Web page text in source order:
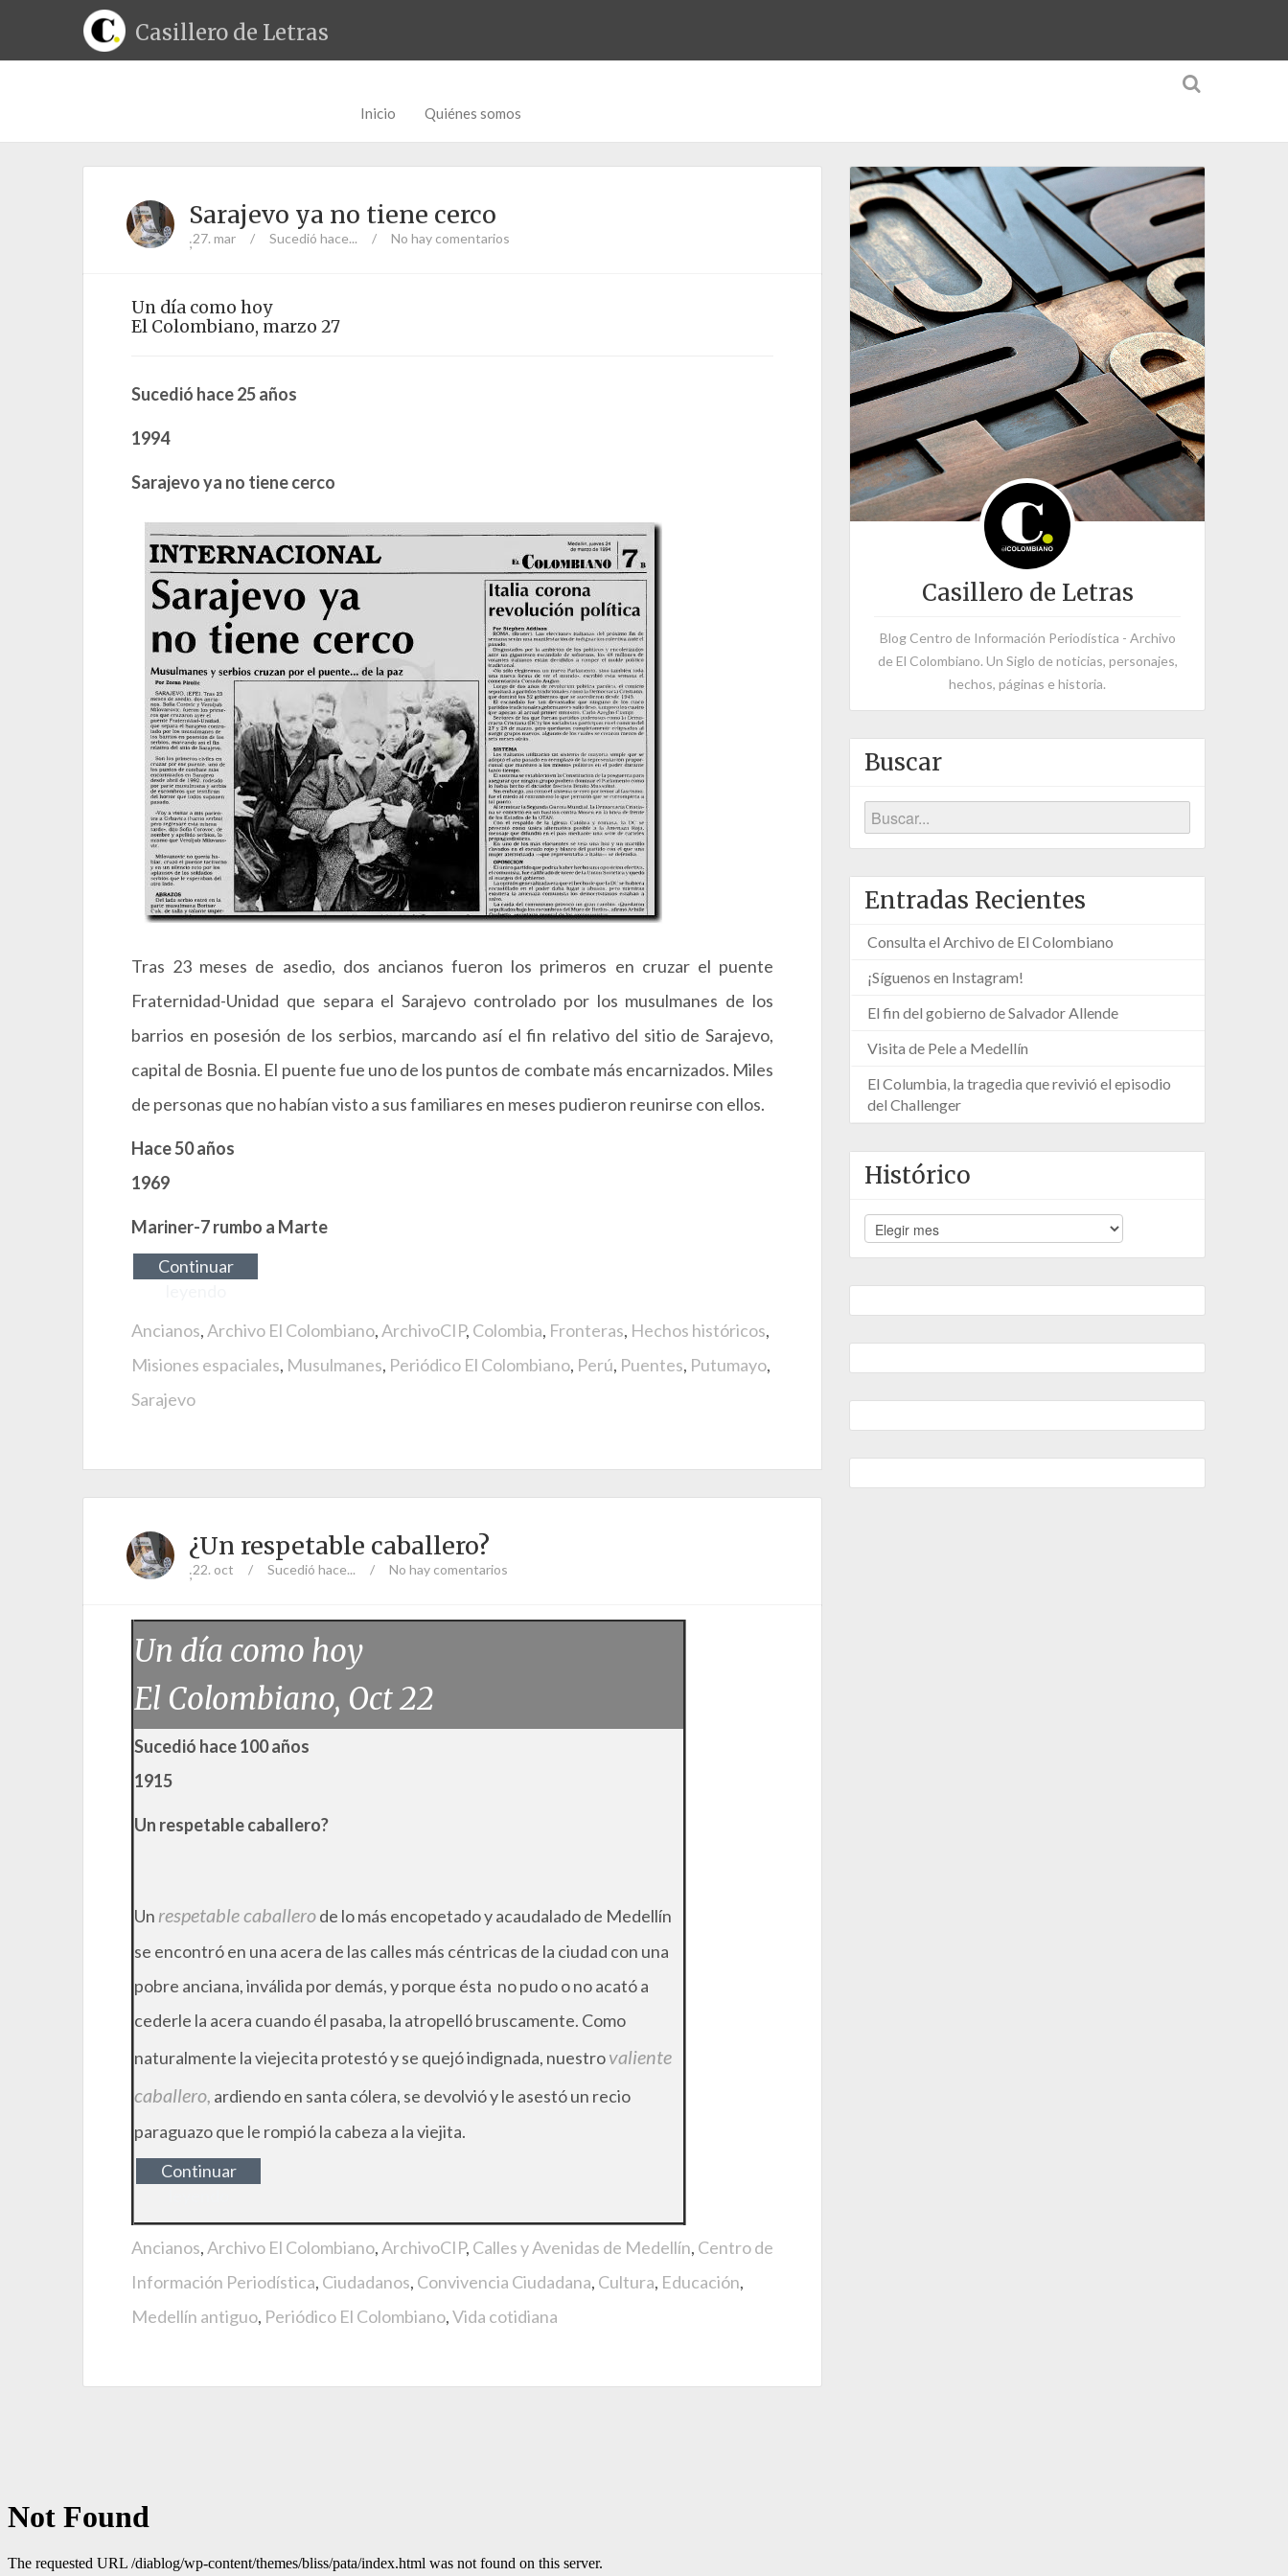
Casillero de Letras
Inicio Quiénes somos
Sarajevo ya no tiene cerco
;27. mar / Sucedió hace... / No hay comentarios
Un día como hoy
El Colombiano, marzo 27
Sucedió hace 25 años
1994
Sarajevo ya no tiene cerco
Tras 23 meses de asedio, dos ancianos fueron los primeros en cruzar el puente
Fraternidad-Unidad que separa el Sarajevo controlado por los musulmanes de los
barrios en posesión de los serbios, marcando así el fin relativo del sitio de Sarajevo,
capital de Bosnia. El puente fue uno de los puntos de combate más encarnizados. Miles
de personas que no habían visto a sus familiares en meses pudieron reunirse con ellos.
Hace 50 años
1969
Mariner-7 rumbo a Marte
Continuar
Ancianos,Archivo El Colombiano,ArchivoCIP, Colombia, Fronteras, Hechos históricos,
Misiones espaciales, Musulmanes, Periódico El Colombiano, Perú, Puentes, Putumayo,
Sarajevo
¿Un respetable caballero?
;22. oct / Sucedió hace... / No hay comentarios
Un día como hoy
El Colombiano, Oct 22
Sucedió hace 100 años
1915
Un respetable caballero?
Un respetable caballerode lo más encopetado y acaudalado de Medellín
se encontró en una acera de las calles más céntricas de la ciudad con una
pobre anciana, inválida por demás, y porque ésta no pudo o no acató a
cederle la acera cuando él pasaba, la atropelló bruscamente. Como
naturalmente la viejecita protestó y se quejó indignada, nuestrovaliente
caballero, ardiendo en santa cólera, se devolvió y le asestó un recio
paraguazo que le rompió la cabeza a la viejita.
Continuar
Ancianos,Archivo El Colombiano,ArchivoCIP, Calles y Avenidas de Medellín, Centro de
Información Periodística, Ciudadanos, Convivencia Ciudadana, Cultura, Educación,
Medellín antiguo, Periódico El Colombiano,Vida cotidiana
Casillero de Letras
Blog Centro de Información Periodística - Archivo
de El Colombiano. Un Siglo de noticias, personajes,
hechos, páginas e historia.
Buscar
Entradas Recientes
Consulta el Archivo de El Colombiano
¡Síguenos en Instagram!
El fin del gobierno de Salvador Allende
Visita de Pele a Medellín
El Columbia, la tragedia que revivió el episodio
del Challenger
Histórico